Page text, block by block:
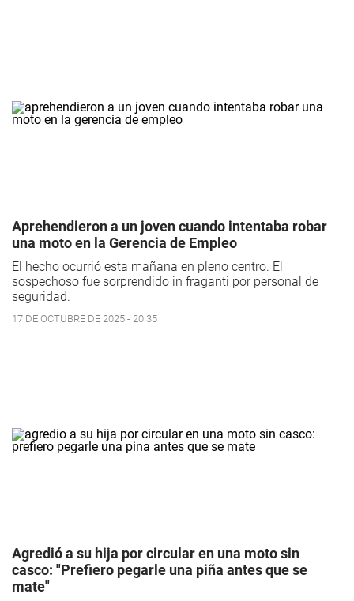
Aprehendieron a un joven cuando intentaba robar
una moto en la Gerencia de Empleo
El hecho ocurrió esta mañana en pleno centro. El
sospechoso fue sorprendido in fraganti por personal de
seguridad.
17 DE OCTUBRE DE 2025 - 20:35
Agredió a su hija por circular en una moto sin
casco: "Prefiero pegarle una piña antes que se
mate"